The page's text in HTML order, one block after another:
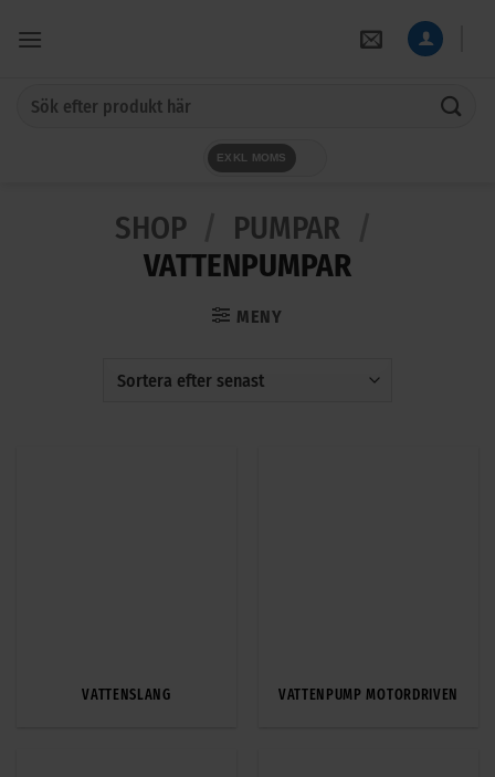
EXKL MOMS
SHOP PUMPAR
VATTENPUMPAR
MENY
VATTENSLANG VATTENPUMP MOTORDRIVEN